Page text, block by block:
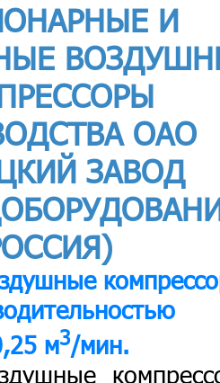
И
ОАО
ЗАВОД
м3/мин.